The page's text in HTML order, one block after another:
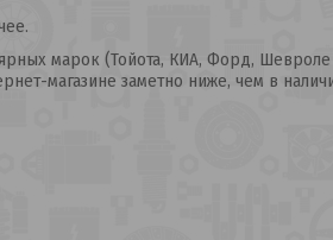
марок (Тойота, КИА, Форд,
магазине заметно ниже, чем в